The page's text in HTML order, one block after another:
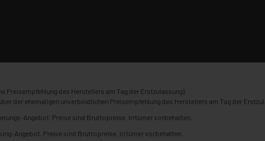
Preisempfehlung des Herstellers am Tag der Erstzulassung).
der ehemaligen unverbindlichen Preisempfehlung des Herstellers am Tag der
Angebot. Preise sind Bruttopreise. Irrtümer vorbehalten.
Angebot. Preise sind Bruttopreise. Irrtümer vorbehalten.